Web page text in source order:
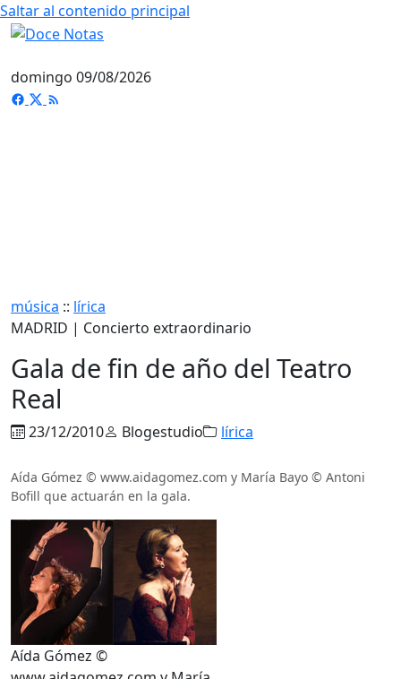
Saltar al contenido principal
domingo 09/08/2026
música :: lírica
MADRID | Concierto extraordinario
Gala de fin de año del Teatro
Real
23/12/2010 Blogestudio lírica
Aída Gómez © www.aidagomez.com y María Bayo © Antoni
Bofill que actuarán en la gala.
Aída Gómez ©